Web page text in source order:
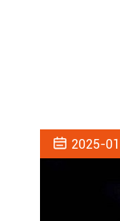
 2025-